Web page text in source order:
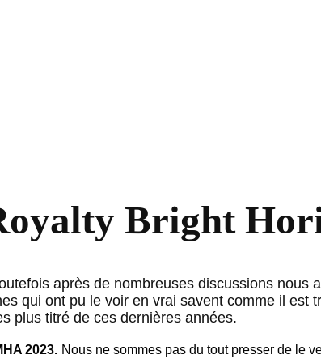
Bright
après de nombreuses discussions nous
qui ont pu le voir en vrai savent comme il est
plus titré de ces dernières années.
2023. Nous ne sommes pas du tout presser de le